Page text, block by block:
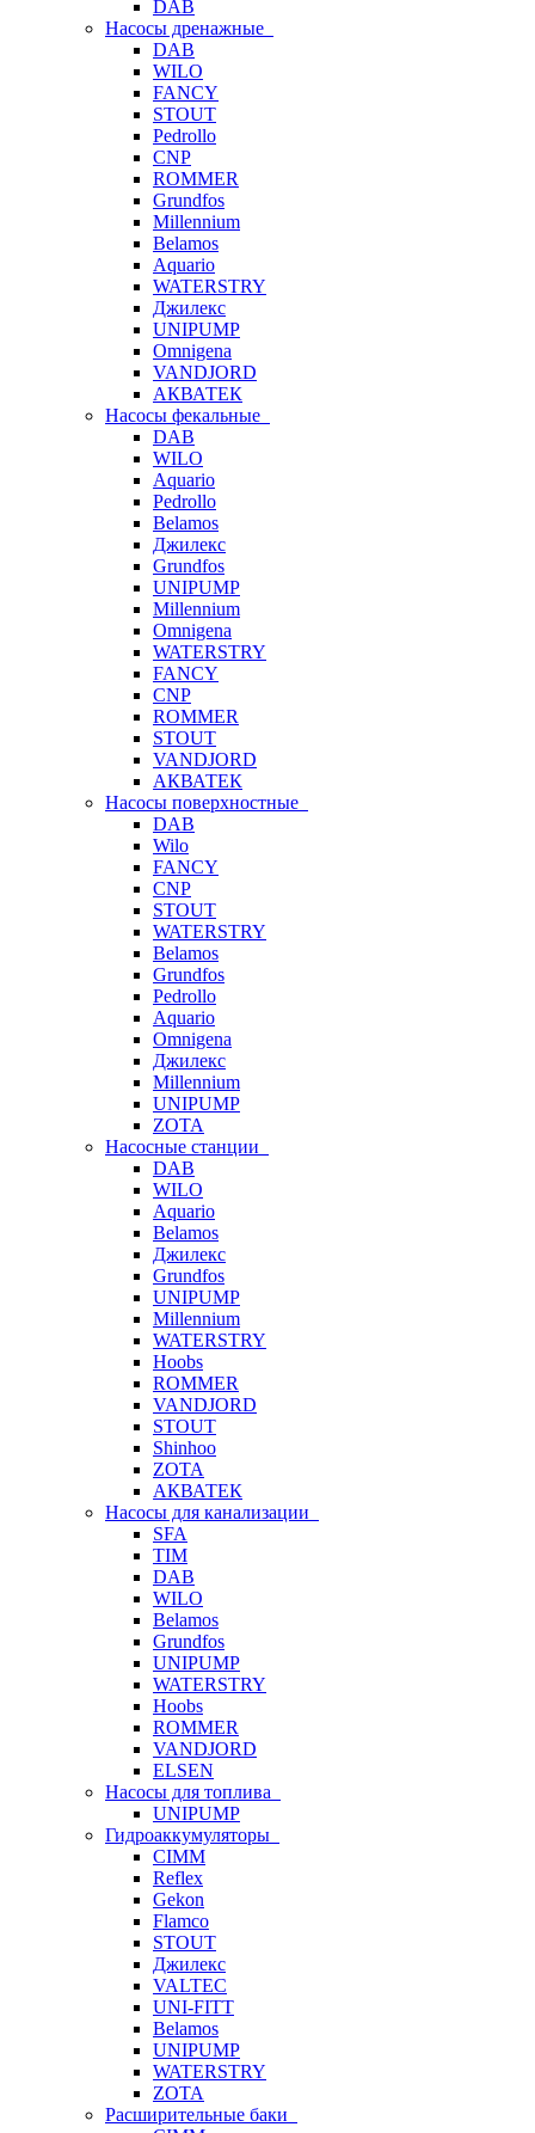
DAB
Насосы дренажные
DAB
WILO
FANCY
STOUT
Pedrollo
CNP
ROMMER
Grundfos
Millennium
Belamos
Aquario
WATERSTRY
Джилекс
UNIPUMP
Omnigena
VANDJORD
АКВАТЕК
Насосы фекальные
DAB
WILO
Aquario
Pedrollo
Belamos
Джилекс
Grundfos
UNIPUMP
Millennium
Omnigena
WATERSTRY
FANCY
CNP
ROMMER
STOUT
VANDJORD
АКВАТЕК
Насосы поверхностные
DAB
Wilo
FANCY
CNP
STOUT
WATERSTRY
Belamos
Grundfos
Pedrollo
Aquario
Omnigena
Джилекс
Millennium
UNIPUMP
ZOTA
Насосные станции
DAB
WILO
Aquario
Belamos
Джилекс
Grundfos
UNIPUMP
Millennium
WATERSTRY
Hoobs
ROMMER
VANDJORD
STOUT
Shinhoo
ZOTA
АКВАТЕК
Насосы для канализации
SFA
TIM
DAB
WILO
Belamos
Grundfos
UNIPUMP
WATERSTRY
Hoobs
ROMMER
VANDJORD
ELSEN
Насосы для топлива
UNIPUMP
Гидроаккумуляторы
CIMM
Reflex
Gekon
Flamco
STOUT
Джилекс
VALTEC
UNI-FITT
Belamos
UNIPUMP
WATERSTRY
ZOTA
Расширительные баки